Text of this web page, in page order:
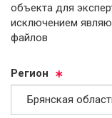
объекта для
исключением
файлов
Ре­ги­он